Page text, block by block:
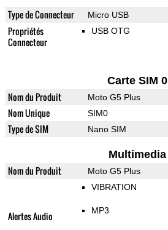
Type de Connecteur Micro USB
Propriétés
Connecteur
USB OTG
Carte SIM 0
Nom du Produit Moto G5 Plus
Nom Unique SIM0
Type de SIM Nano SIM
Multimedia
Nom du Produit Moto G5 Plus
Alertes Audio
VIBRATION
MP3